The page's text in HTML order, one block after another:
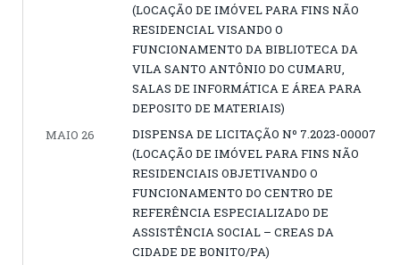
(LOCAÇÃO DE IMÓVEL PARA FINS NÃO
RESIDENCIAL VISANDO O
FUNCIONAMENTO DA BIBLIOTECA DA
VILA SANTO ANTÔNIO DO CUMARU,
SALAS DE INFORMÁTICA E ÁREA PARA
DEPOSITO DE MATERIAIS)
MAIO 26
DISPENSA DE LICITAÇÃO Nº 7.2023-00007
(LOCAÇÃO DE IMÓVEL PARA FINS NÃO
RESIDENCIAIS OBJETIVANDO O
FUNCIONAMENTO DO CENTRO DE
REFERÊNCIA ESPECIALIZADO DE
ASSISTÊNCIA SOCIAL – CREAS DA
CIDADE DE BONITO/PA)